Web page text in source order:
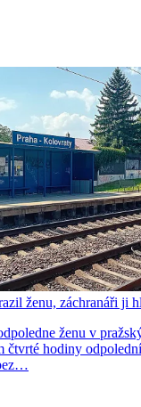
ženu, záchranáři ji
ženu v
čtvrté hodiny